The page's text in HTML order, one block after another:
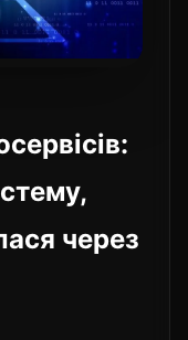
через